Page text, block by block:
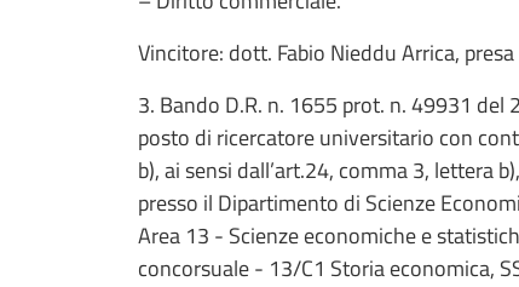
Vincitore: dott. Fabio Nieddu Arrica,
3. Bando D.R. n. 1655 prot. n. 49931 del
posto di ricercatore universitario con
b), ai sensi dall’art.24, comma 3, lettera
presso il Dipartimento di Scienze
Area 13 - Scienze economiche e
concorsuale - 13/C1 Storia economica,